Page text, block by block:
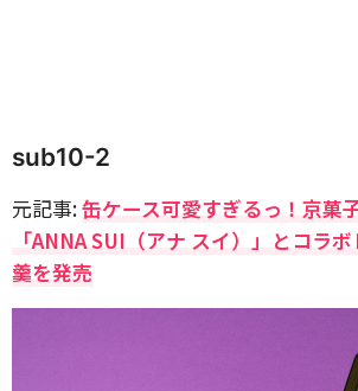
sub10-2
元記事:缶ケース可愛すぎるっ！京菓
「ANNA SUI（アナ スイ）」とコラ
羹を発売